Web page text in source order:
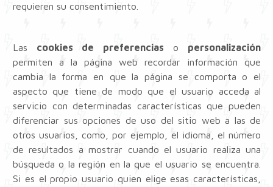
requieren su consentimiento.
Las cookies de preferencias o personalización
permiten a la página web recordar información que
cambia la forma en que la página se comporta o el
aspecto que tiene de modo que el usuario acceda al
servicio con determinadas características que pueden
diferenciar sus opciones de uso del sitio web a las de
otros usuarios, como, por ejemplo, el idioma, el número
de resultados a mostrar cuando el usuario realiza una
búsqueda o la región en la que el usuario se encuentra.
Si es el propio usuario quien elige esas características,